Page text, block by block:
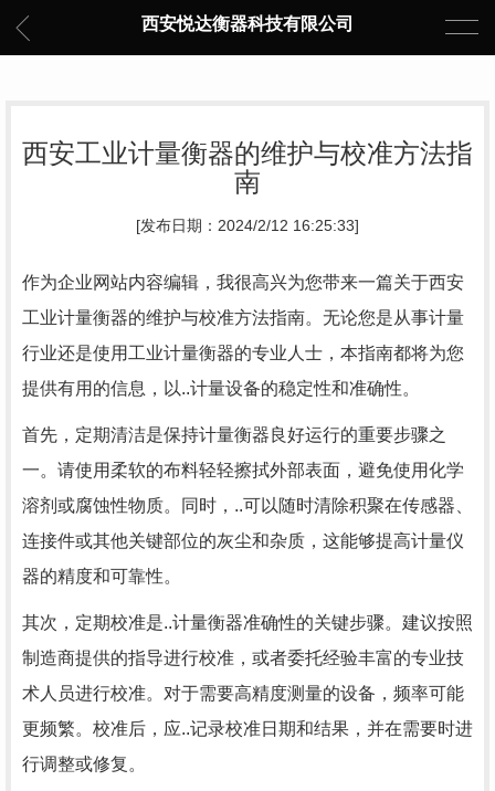
西安悦达衡器科技有限公司
西安工业计量衡器的维护与校准方法指
南
[发布日期：2024/2/12 16:25:33]
作为企业网站内容编辑，我很高兴为您带来一篇关于西安
工业计量衡器的维护与校准方法指南。无论您是从事计量
行业还是使用工业计量衡器的专业人士，本指南都将为您
提供有用的信息，以..计量设备的稳定性和准确性。
首先，定期清洁是保持计量衡器良好运行的重要步骤之
一。请使用柔软的布料轻轻擦拭外部表面，避免使用化学
溶剂或腐蚀性物质。同时，..可以随时清除积聚在传感器、
连接件或其他关键部位的灰尘和杂质，这能够提高计量仪
器的精度和可靠性。
其次，定期校准是..计量衡器准确性的关键步骤。建议按照
制造商提供的指导进行校准，或者委托经验丰富的专业技
术人员进行校准。对于需要高精度测量的设备，频率可能
更频繁。校准后，应..记录校准日期和结果，并在需要时进
行调整或修复。